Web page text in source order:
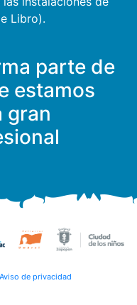
Libro).
parte de
estamos
gran
Aviso de privacidad